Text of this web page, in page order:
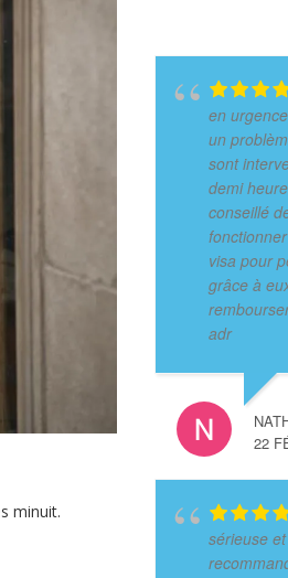
minuit.
en
un
sont
demi
conseillé
visa pour
grâce à
adr
22
sérieuse